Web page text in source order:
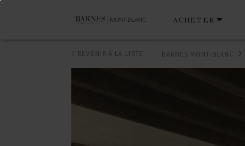
ACHETER
BARNES MONT-BLANC
REVENIR À LA LISTE